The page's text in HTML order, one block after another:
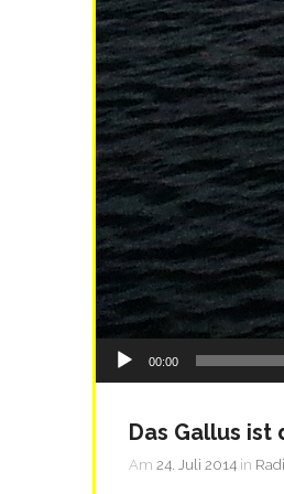
Audio-
Player
00:00
Das Gallus
Am 24. Juli 2014 in